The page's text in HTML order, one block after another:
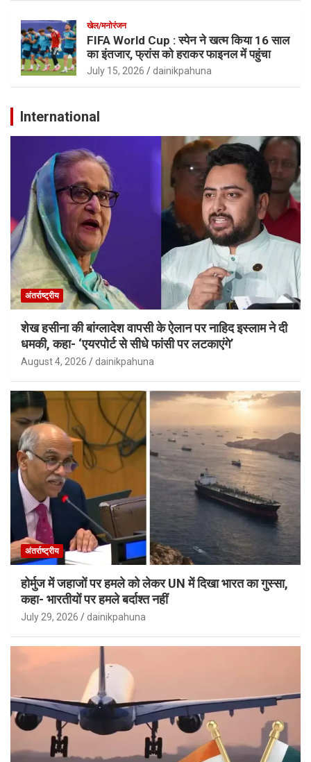
खेल/मनोरंजन
FIFA World Cup : स्पेन ने खत्म किया 16 साल
का इंतजार, फ्रांस को हराकर फाइनल में पहुंचा
July 15, 2026 dainikpahuna
International
अंतर्राष्ट्रीय
शेख हसीना की बांग्लादेश वापसी के ऐलान पर नाहिद इस्लाम ने दी
धमकी, कहा- ‘एयरपोर्ट से सीधे फांसी पर लटकाएंगे’
August 4, 2026 dainikpahuna
अंतर्राष्ट्रीय
होर्मुज में जहाजों पर हमले को लेकर UN में दिखा भारत का गुस्सा,
कहा- भारतीयों पर हमले बर्दाश्त नहीं
July 29, 2026 dainikpahuna